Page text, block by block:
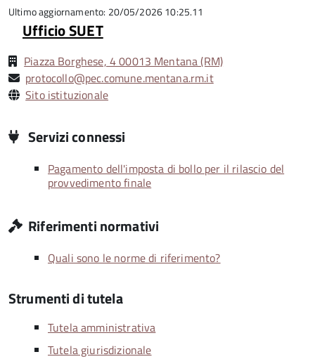
5
Ultimo aggiornamento: 20/05/2026 10:25.11
Ufficio SUET
Piazza Borghese, 4 00013 Mentana (RM)
protocollo@pec.comune.mentana.rm.it
Sito istituzionale
Servizi connessi
Pagamento dell'imposta di bollo per il rilascio del
provvedimento finale
Riferimenti normativi
Quali sono le norme di riferimento?
Strumenti di tutela
Tutela amministrativa
Tutela giurisdizionale